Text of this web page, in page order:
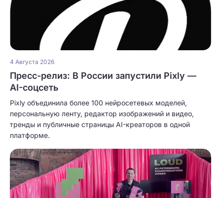
4 Августа 2026
Пресс-релиз: В России запустили Pixly —
AI-соцсеть
Pixly объединила более 100 нейросетевых моделей,
персональную ленту, редактор изображений и видео,
тренды и публичные страницы AI-креаторов в одной
платформе.